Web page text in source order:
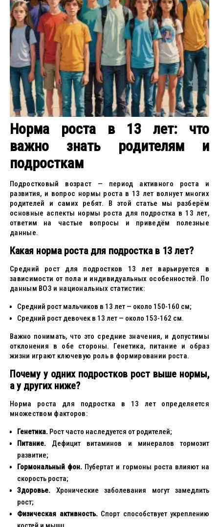
Норма роста в 13 лет: что
важно знать родителям и
подросткам
Подростковый возраст — период активного роста и
развития, и вопрос нормы роста в 13 лет волнует многих
родителей и самих ребят. В этой статье мы разберём
основные аспекты нормы роста для подростка в 13 лет,
ответим на частые вопросы и приведём полезные
данные.
Какая норма роста для подростка в 13 лет?
Средний рост для подростков 13 лет варьируется в
зависимости от пола и индивидуальных особенностей. По
данным ВОЗ и национальных статистик:
Средний рост мальчиков в 13 лет — около 150-160 см;
Средний рост девочек в 13 лет — около 153-162 см.
Важно понимать, что это средние значения, и допустимы
отклонения в обе стороны. Генетика, питание и образ
жизни играют ключевую роль в формировании роста.
Почему у одних подростков рост выше нормы,
а у других ниже?
Норма роста для подростка в 13 лет определяется
множеством факторов:
Генетика. Рост часто наследуется от родителей;
Питание. Дефицит витаминов и минералов тормозит
развитие;
Гормональный фон. Пубертат и гормоны роста влияют на
скорость роста;
Здоровье. Хронические заболевания могут замедлить
рост;
Физическая активность.Спорт способствует укреплению